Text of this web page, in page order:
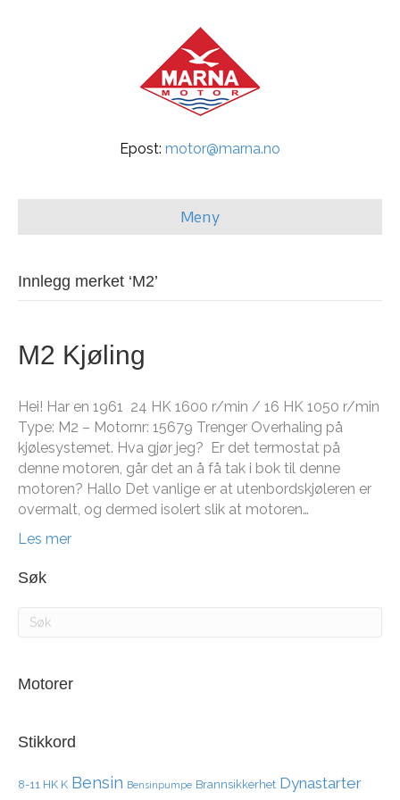
Epost: motor@marna.no
Meny
Innlegg merket ‘M2’
M2 Kjøling
Hei! Har en 1961 24 HK 1600 r/min / 16 HK 1050 r/min
Type: M2 – Motornr: 15679 Trenger Overhaling på
kjølesystemet. Hva gjør jeg? Er det termostat på
denne motoren, går det an å få tak i bok til denne
motoren? Hallo Det vanlige er at utenbordskjøleren er
overmalt, og dermed isolert slik at motoren…
Les mer
Søk
Motorer
Stikkord
8-11 HK K Bensin Bensinpumpe Brannsikkerhet Dynastarter